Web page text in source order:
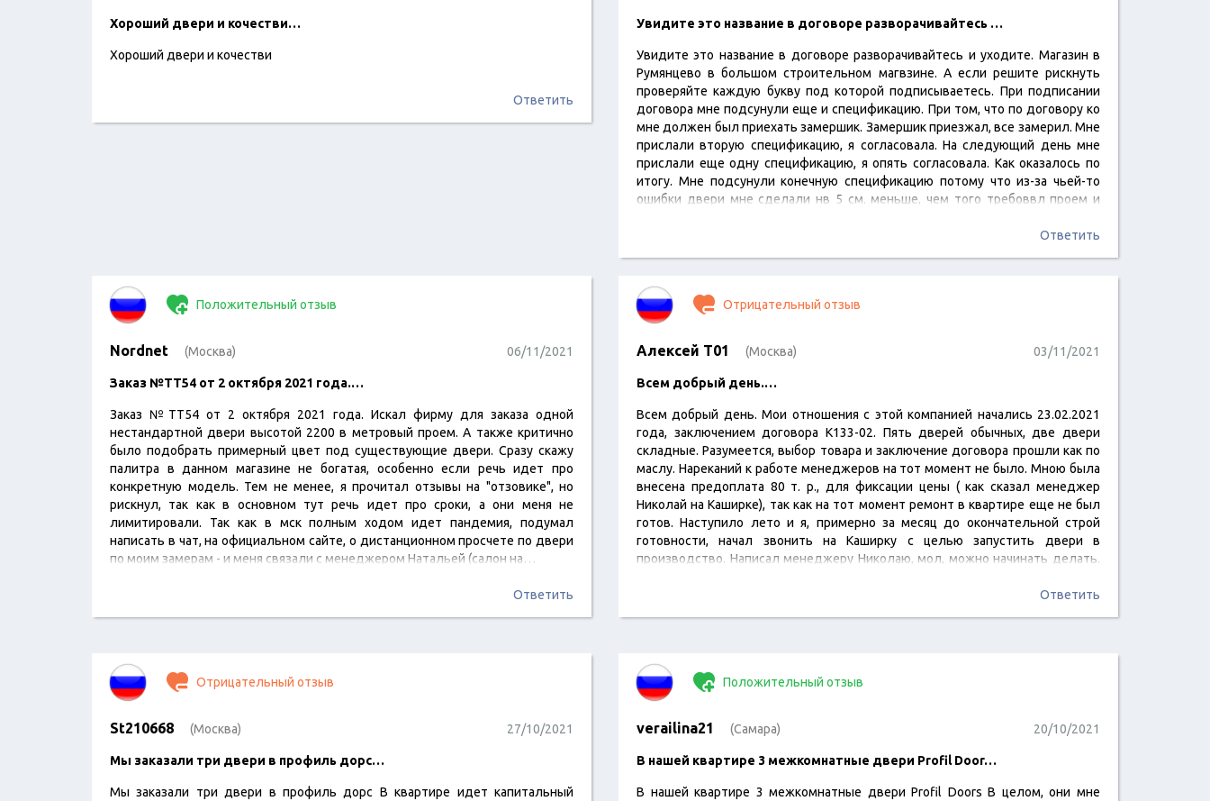
Хороший двери и кочестви…
Хороший двери и кочестви читать отзыв
Ответить
Увидите это название в договоре разворачивайтесь …
Увидите это название в договоре разворачивайтесь и уходите. Магазин в
Румянцево в большом строительном магвзине. А если решите рискнуть
проверяйте каждую букву под которой подписываетесь. При подписании
договора мне подсунули еще и спецификацию. При том, что по договору ко
мне должен был приехать замершик. Замершик приезжал, все замерил. Мне
прислали вторую спецификацию, я согласовала. На следующий день мне
прислали еще одну спецификацию, я опять согласовала. Как оказалось по
итогу. Мне подсунули конечную спецификацию потому что из-за чьей-то
ошибки двери мне сделали нв 5 см. меньше, чем того требоввл проем и
Ответить
Положительный отзыв
Nordnet (Москва) 06/11/2021
Заказ №ТТ54 от 2 октября 2021 года.…
Заказ №ТТ54 от 2 октября 2021 года. Искал фирму для заказа одной
нестандартной двери высотой 2200 в метровый проем. А также критично
было подобрать примерный цвет под существующие двери. Сразу скажу
палитра в данном магазине не богатая, особенно если речь идет про
конкретную модель. Тем не менее, я прочитал отзывы на "отзовике", но
рискнул, так как в основном тут речь идет про сроки, а они меня не
лимитировали. Так как в мск полным ходом идет пандемия, подумал
написать в чат, на официальном сайте, о дистанционном просчете по двери
по моим замерам - и меня связали с менеджером Натальей (салон на…
читать отзыв
Ответить
Отрицательный отзыв
Алексей Т01 (Москва) 03/11/2021
Всем добрый день.…
Всем добрый день. Мои отношения с этой компанией начались 23.02.2021
года, заключением договора К133-02. Пять дверей обычных, две двери
складные. Разумеется, выбор товара и заключение договора прошли как по
маслу. Нареканий к работе менеджеров на тот момент не было. Мною была
внесена предоплата 80 т. р., для фиксации цены ( как сказал менеджер
Николай на Каширке), так как на тот момент ремонт в квартире еще не был
готов. Наступило лето и я, примерно за месяц до окончательной строй
готовности, начал звонить на Каширку с целью запустить двери в
производство. Написал менеджеру Николаю, мол, можно начинать делать.
Ответить
Отрицательный отзыв
St210668 (Москва) 27/10/2021
Мы заказали три двери в профиль дорс…
Мы заказали три двери в профиль дорс В квартире идет капитальный читать отзыв
Положительный отзыв
verailina21 (Самара) 20/10/2021
В нашей квартире 3 межкомнатные двери Profil Door…
В нашей квартире 3 межкомнатные двери Profil Doors В целом, они мне